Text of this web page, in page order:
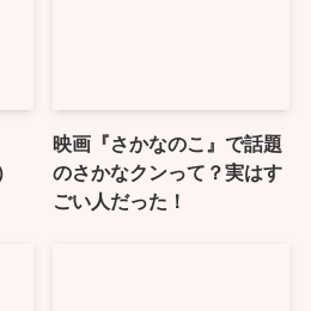
映画『さかなのこ』で話題
のさかなクンって？実はす
ごい人だった！